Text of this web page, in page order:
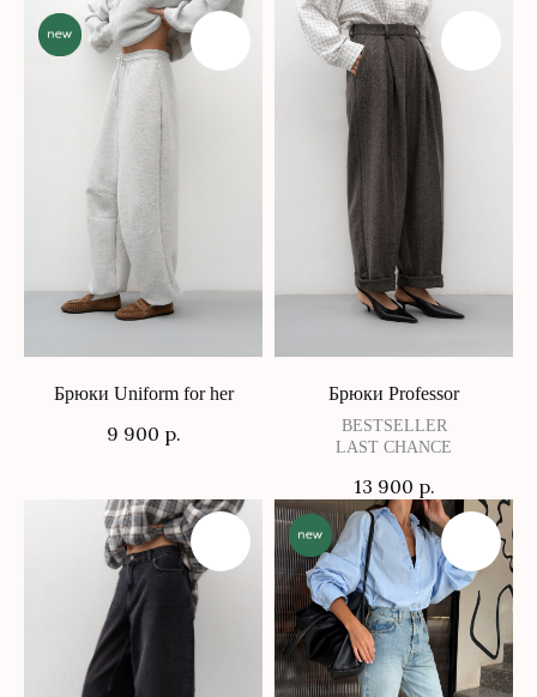
Брюки Uniform for her
9 900 р.
Брюки Professor
BESTSELLER
LAST CHANCE
13 900 р.